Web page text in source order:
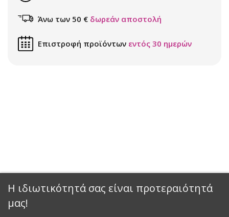
Η ιδιωτικότητά σας είναι προτεραιότητά
μας!
Άνω των 50 € δωρεάν αποστολή
Επιστροφή προϊόντων εντός 30 ημερών